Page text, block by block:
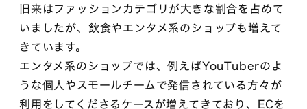
旧来はファッションカテゴリが大きな割合を占めて
いましたが、飲食やエンタメ系のショップも増えて
きています。
エンタメ系のショップでは、例えばYouTuberのよ
うな個人やスモールチームで発信されている方々が
利用をしてくださるケースが増えてきており、ECを